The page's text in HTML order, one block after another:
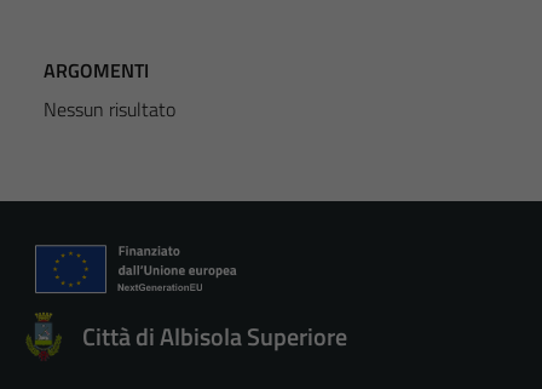
ARGOMENTI
Nessun risultato
Città di Albisola Superiore